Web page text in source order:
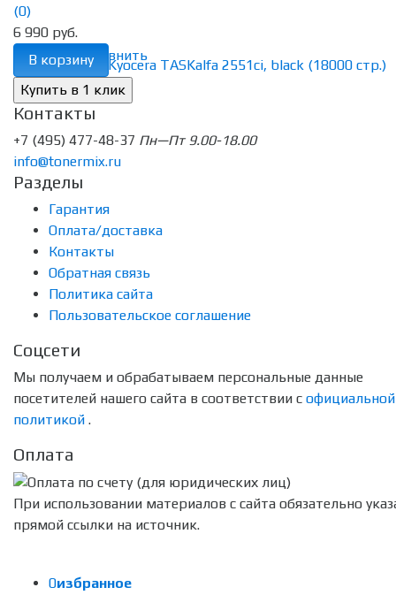
избранное сравнить
(0)
6 990 руб.
В корзину
Контакты
+7 (495) 477-48-37 Пн—Пт 9.00-18.00
info@tonermix.ru
Разделы
Гарантия
Оплата/доставка
Контакты
Обратная связь
Политика сайта
Пользовательское соглашение
Соцсети
Мы получаем и обрабатываем персональные данные
посетителей нашего сайта в соответствии с официальной
политикой .
Оплата
При использовании материалов с сайта обязательно
прямой ссылки на источник.
0избранное